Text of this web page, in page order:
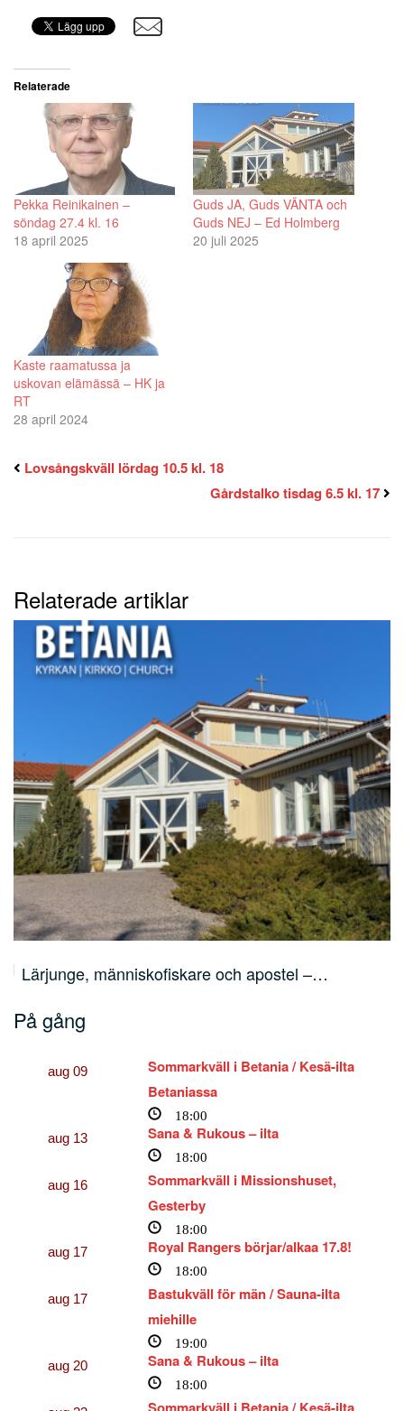
Relaterade
Pekka Reinikainen –
söndag 27.4 kl. 16
18 april 2025
Guds JA, Guds VÄNTA och
Guds NEJ – Ed Holmberg
20 juli 2025
Kaste raamatussa ja
uskovan elämässä – HK ja
RT
28 april 2024
Lovsångskväll lördag 10.5 kl. 18
Gårdstalko tisdag 6.5 kl. 17
Relaterade artiklar
Lärjunge, människofiskare och apostel –…
På gång
aug 09
Sommarkväll i Betania / Kesä-ilta
Betaniassa
18:00
aug 13 Sana & Rukous – ilta
18:00
aug 16
Sommarkväll i Missionshuset,
Gesterby
18:00
aug 17 Royal Rangers börjar/alkaa 17.8!
18:00
aug 17
Bastukväll för män / Sauna-ilta
miehille
19:00
aug 20 Sana & Rukous – ilta
18:00